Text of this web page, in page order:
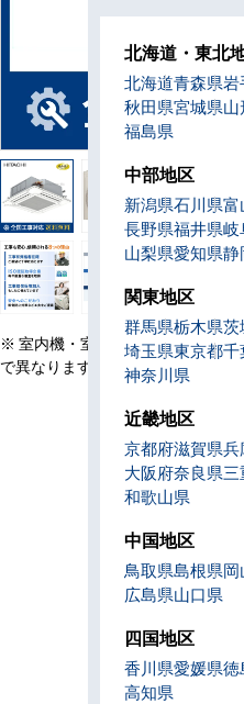
※ 室内機・室外機・リモコン・設
で異なります。
北海道・東北
北海道青森県岩
秋田県宮城県山
福島県
中部地区
新潟県石川県富
長野県福井県岐
山梨県愛知県静
関東地区
群馬県栃木県茨
埼玉県東京都千
神奈川県
近畿地区
京都府滋賀県兵
大阪府奈良県三
和歌山県
中国地区
鳥取県島根県岡
広島県山口県
四国地区
香川県愛媛県徳
高知県